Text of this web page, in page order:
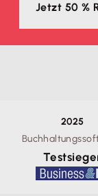
Jetzt 50 %
2025